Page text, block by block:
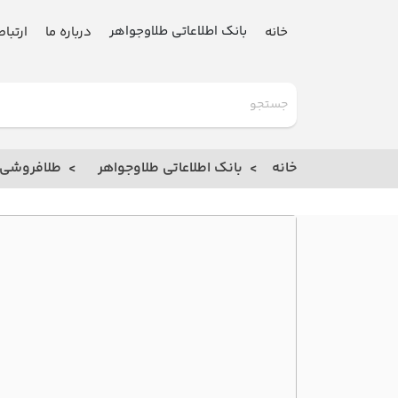
خانه بانک اطلاعاتی طلاوجواهر درباره ما
خانه بانک اطلاعاتی طلاوجواهر طلافروشی